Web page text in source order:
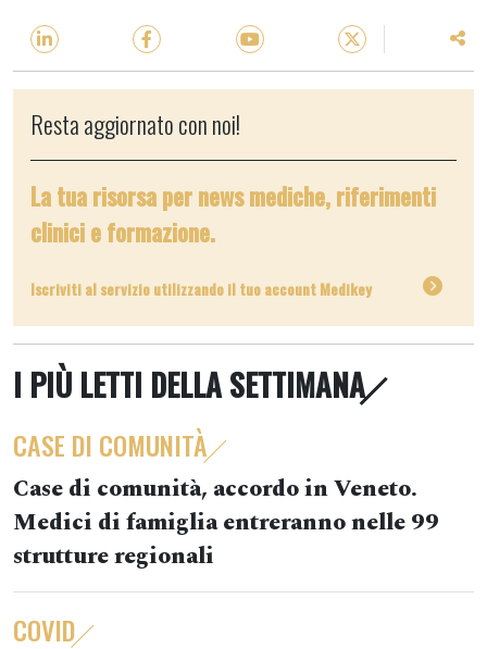
Resta aggiornato con noi!
La tua risorsa per news mediche, riferimenti
clinici e formazione.
Iscriviti al servizio utilizzando il tuo account Medikey
I PIÙ LETTI DELLA SETTIMANA
CASE DI COMUNITÀ
Case di comunità, accordo in Veneto.
Medici di famiglia entreranno nelle 99
strutture regionali
COVID